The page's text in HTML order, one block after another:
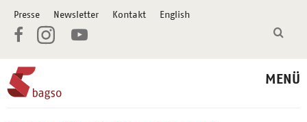
Presse Newsletter Kontakt English
MENÜ